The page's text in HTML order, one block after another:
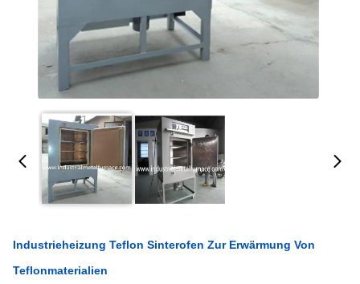
Industrieheizung Teflon Sinterofen Zur Erwärmung Von
Teflonmaterialien